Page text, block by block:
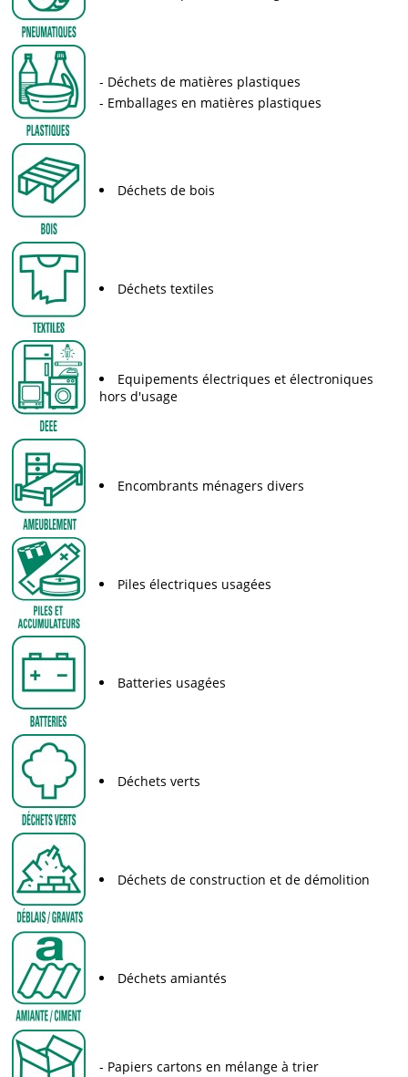
Déchets de matières plastiques
Emballages en matières plastiques
Déchets de bois
Déchets textiles
Equipements électriques et électroniques
hors d'usage
Encombrants ménagers divers
Piles électriques usagées
Batteries usagées
Déchets verts
Déchets de construction et de démolition
Déchets amiantés
Papiers cartons en mélange à trier